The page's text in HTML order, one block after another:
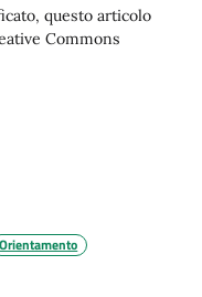
questo articolo
Commons
Orientamento